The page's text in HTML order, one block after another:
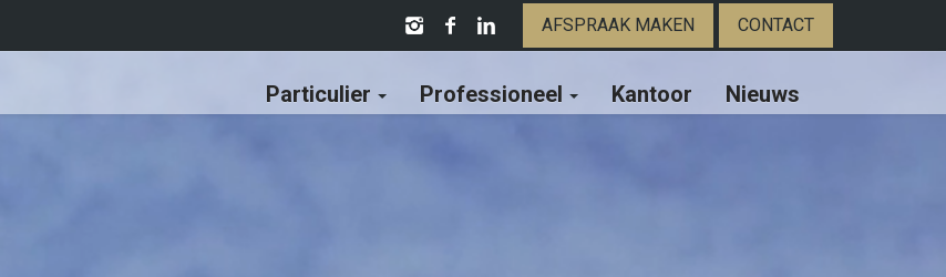
AFSPRAAK MAKEN CONTACT
Particulier Professioneel Kantoor Nieuws